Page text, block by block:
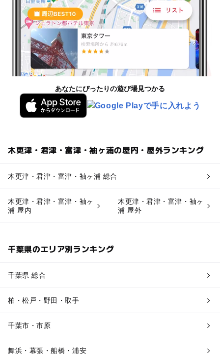
あなたにぴったりの遊び場見つかる
木更津・君津・富津・袖ヶ浦の屋内・屋外ランキング
木更津・君津・富津・袖ヶ浦 総合
木更津・君津・富津・袖ヶ
浦 屋内
木更津・君津・富津・袖ヶ
浦 屋外
千葉県のエリア別ランキング
千葉県 総合
柏・松戸・野田・取手
千葉市・市原
舞浜・幕張・船橋・浦安